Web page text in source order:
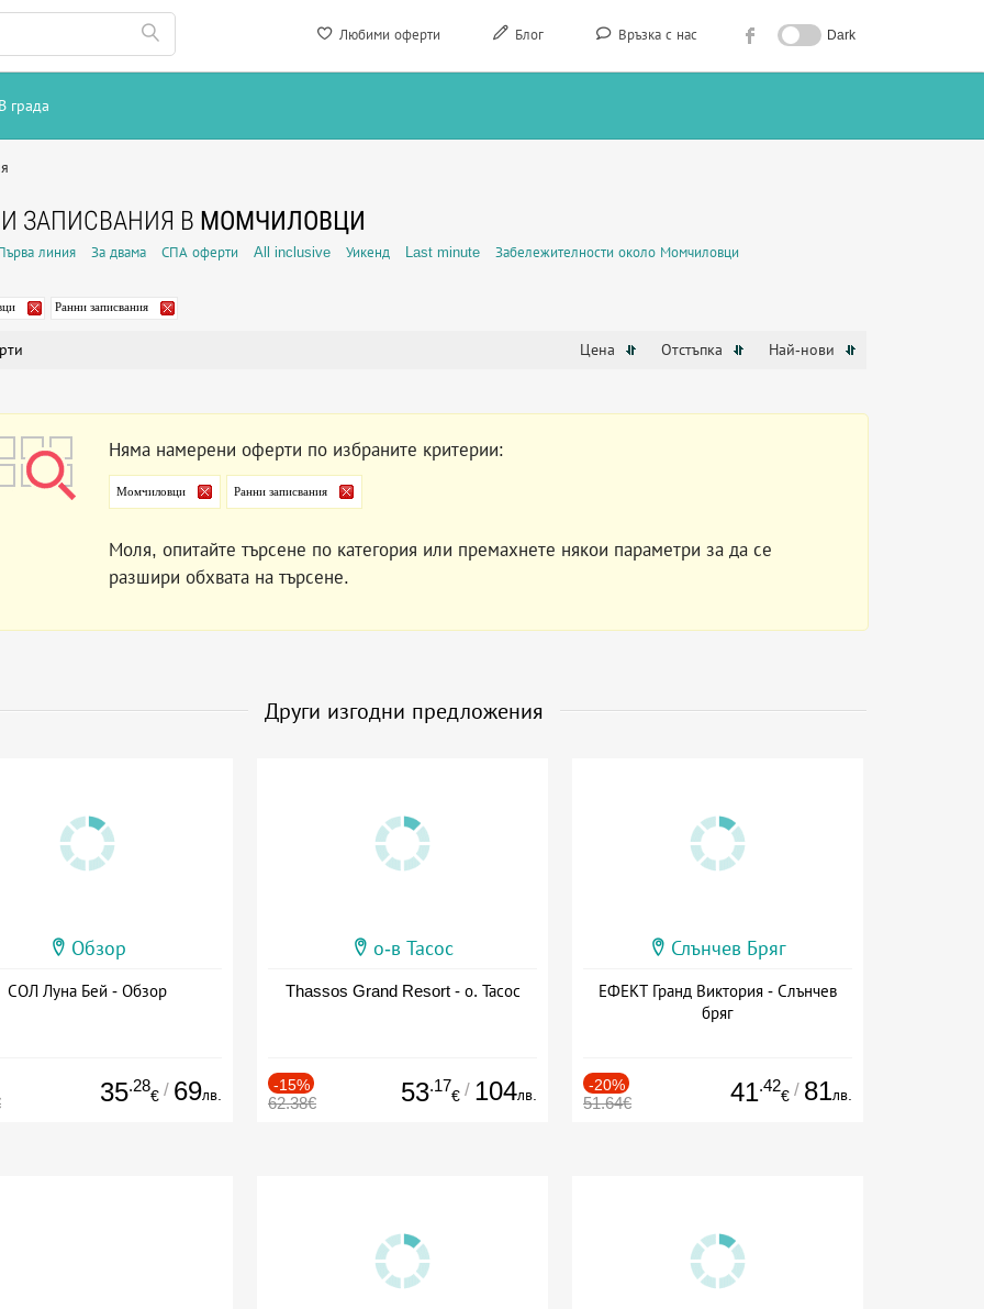
Любими оферти Блог Връзка с нас Dark
В града
ЗАПИСВАНИЯ В МОМЧИЛОВЦИ
линия За двама СПА оферти All inclusive Уикенд Last minute Забележителности около Момчиловци
Ранни записвания
Цена Отстъпка Най-нови
Няма намерени оферти по избраните критерии:
Момчиловци Ранни записвания
Моля, опитайте търсене по категория или премахнете някои параметри за да се
разшири обхвата на търсене.
Други изгодни предложения
Обзор
СОЛ Луна Бей - Обзор
35.28
€ / 69лв.
о-в Тасос
Thassos Grand Resort - о. Тасос
-15%
62.38€ 53.17
€ / 104лв.
Слънчев Бряг
ЕФЕКТ Гранд Виктория - Слънчев
бряг
-20%
51.64€ 41.42
€ / 81лв.